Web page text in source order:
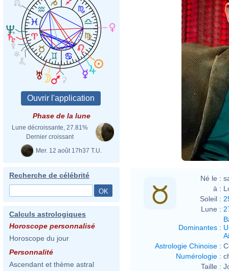
Phase de la lune
Lune décroissante, 27.81%
Dernier croissant
Mer. 12 août 17h37 T.U.
Recherche de célébrité
Calculs astrologiques
Horoscope personnalisé
Horoscope du jour
Personnalité
Ascendant et thème astral
Né le :
à :
Soleil :
Lune :
Dominantes :
Astrologie Chinoise :
Numérologie :
Taille :